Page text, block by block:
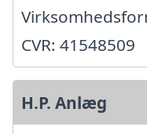
CVR: 41548509
H.P. Anlæg